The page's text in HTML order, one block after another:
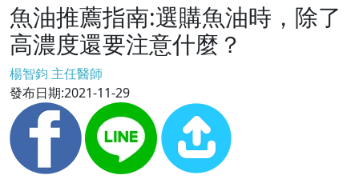
魚油推薦指南:選購魚油時，除了
高濃度還要注意什麼？
楊智鈞 主任醫師
發布日期:2021-11-29